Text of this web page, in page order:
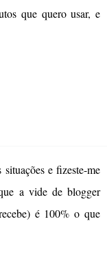
que quero usar, e
e fizeste-me
a vide de blogger
é 100% o que